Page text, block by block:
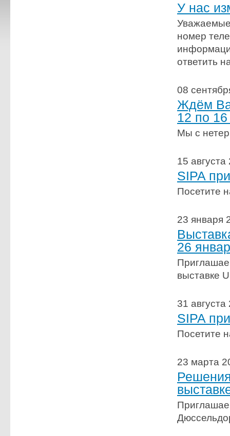
У нас
Уважаемые
номер
ответить
08
Ждём
12 по
Мы с
15 августа
SIPA
Посетите
23 января
26
выставке
31 августа
SIPA
Посетите
23 марта